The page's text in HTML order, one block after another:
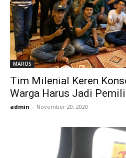
MAROS
Tim Milenial Keren
Warga Harus Jadi
admin - November 20, 2020